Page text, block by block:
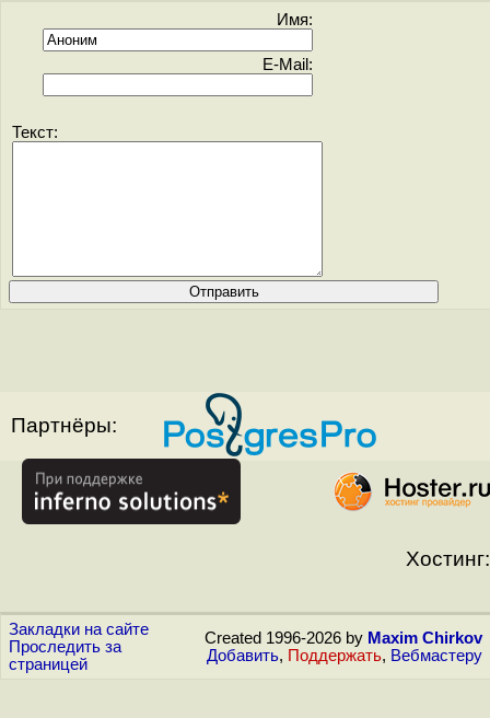
Имя:
E-Mail:
Текст:
Партнёры:
Хостинг:
Закладки на сайте
Проследить за
страницей
Created 1996-2026 by Maxim Chirkov
Добавить, Поддержать, Вебмастеру